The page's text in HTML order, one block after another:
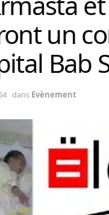
un
Bab
dans Evènement